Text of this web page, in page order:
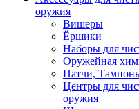
оружия
Вишеры
Ёршики
Наборы для
Оружейная
Патчи,
Центры для
оружия